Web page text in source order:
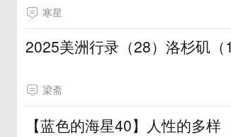
寒星
2025美洲行录（28）洛杉矶
梁斋
【蓝色的海星40】人性的多样